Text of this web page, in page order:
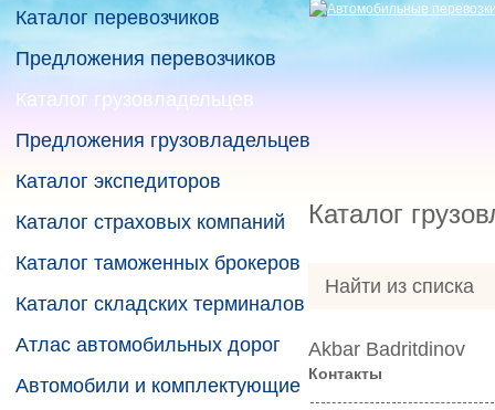
Каталог перевозчиков
Предложения перевозчиков
Каталог грузовладельцев
Предложения грузовладельцев
Каталог экспедиторов
Каталог страховых компаний
Каталог таможенных брокеров
Каталог складских терминалов
Атлас автомобильных дорог
Автомобили и комплектующие
Каталог
Найти из списка
Akbar Badritdinov
Контакты